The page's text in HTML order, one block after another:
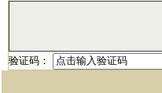
验证码：